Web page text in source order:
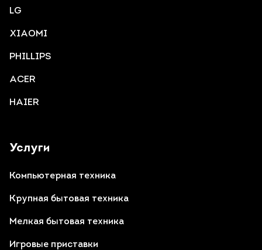
Услуги
Компьютерная техника
Крупная бытовая техника
Мелкая бытовая техника
Игровые приставки
LG
XIAOMI
PHILLIPS
ACER
HAIER